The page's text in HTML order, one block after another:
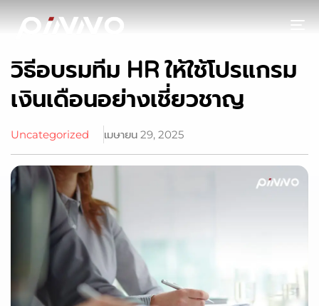
วิธีอบรมทีม HR ให้ใช้โปรแกรม
เงินเดือนอย่างเชี่ยวชาญ
Uncategorized เมษายน 29, 2025